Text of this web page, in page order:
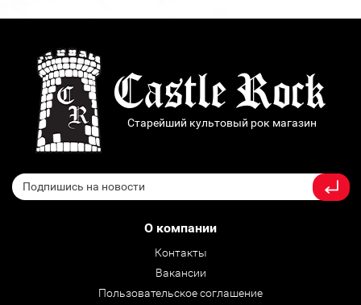
Старейший культовый рок магазин
О компании
Контакты
Вакансии
Пользовательское соглашение